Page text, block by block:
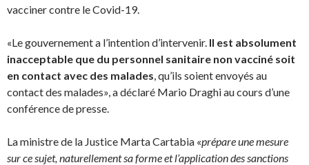
vacciner contre le Covid-19.
«Le gouvernement a l’intention d’intervenir. Il est absolument
inacceptable que du personnel sanitaire non vacciné soit
en contact avec des malades, qu’ils soient envoyés au
contact des malades», a déclaré Mario Draghi au cours d’une
conférence de presse.
La ministre de la Justice Marta Cartabia «prépare une mesure
sur ce sujet, naturellement sa forme et l’application des sanctions